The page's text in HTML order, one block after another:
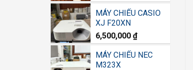
MÁY CHIẾU CASIO
XJ F20XN
6,500,000 ₫
MÁY CHIẾU NEC
M323X